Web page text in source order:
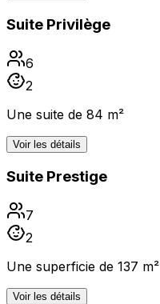
Suite Privilège
6
2
Une suite de 84 m²
Voir les détails
Suite Prestige
7
2
Une superficie de 137 m²
Voir les détails